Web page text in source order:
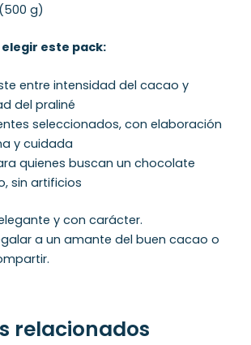
g)
este pack:
entre intensidad del cacao y
del praliné
seleccionados, con elaboración
y cuidada
quienes buscan un chocolate
sin artificios
y con carácter.
a un amante del buen cacao o
relacionados